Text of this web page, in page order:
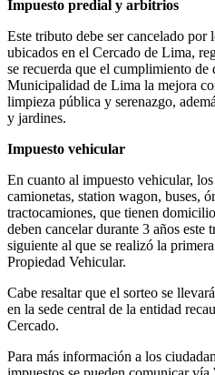
Impuesto predial y arbitrios
Este tributo debe ser cancelado por
ubicados en el Cercado de Lima,
se recuerda que el cumplimiento
Municipalidad de Lima la mejora
limpieza pública y serenazgo,
y jardines.
Impuesto vehicular
En cuanto al impuesto vehicular,
camionetas, station wagon, buses,
tractocamiones, que tienen
deben cancelar durante 3 años
siguiente al que se realizó la
Propiedad Vehicular.
Cabe resaltar que el sorteo se
en la sede central de la entidad
Cercado.
Para más información a los